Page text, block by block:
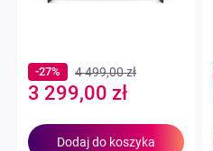
Special
Price
3 299,00 zł
-27% 4 499,00 zł
Dodaj do koszyka